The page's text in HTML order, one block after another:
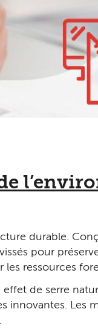
durable.
pour
ressources
de serre
innovantes. Les